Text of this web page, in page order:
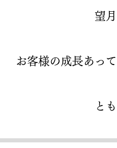
望
お客様の成長あっ
と